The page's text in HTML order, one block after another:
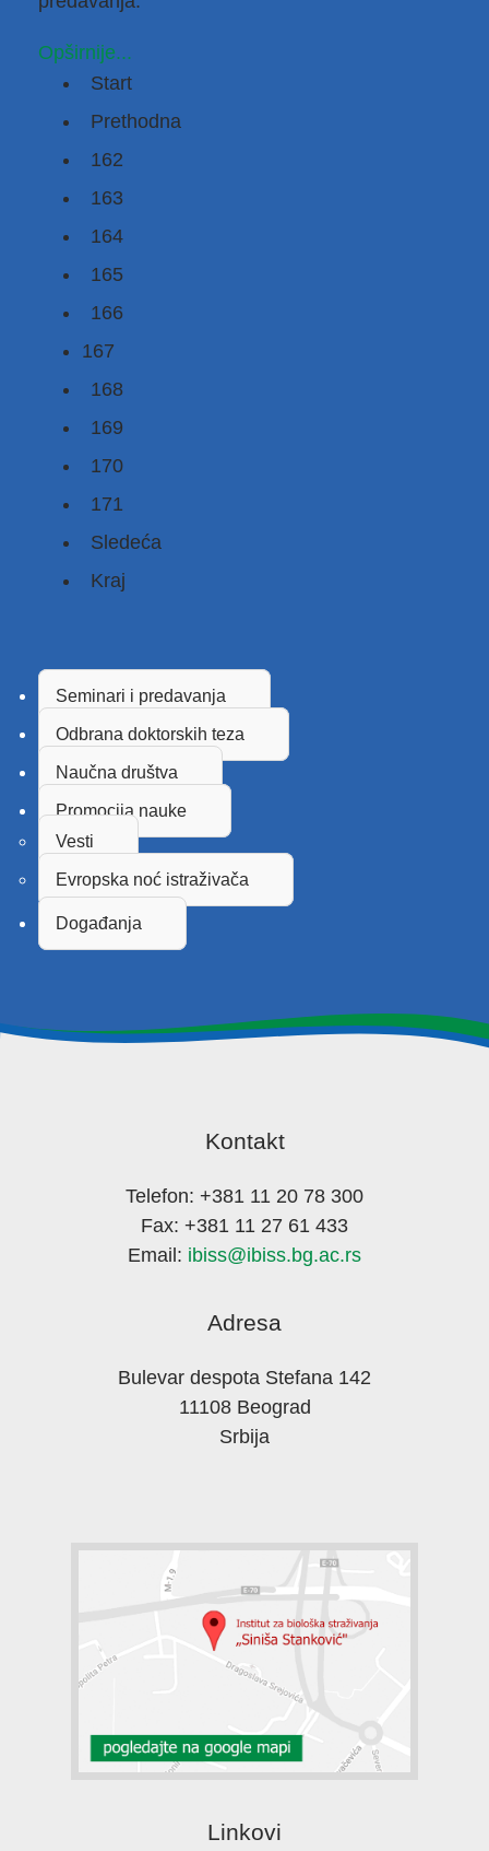
Opširnije...
Start
Prethodna
162
163
164
165
166
167
168
169
170
171
Sledeća
Kraj
Seminari i predavanja
Odbrana doktorskih teza
Naučna društva
Promocija nauke
Vesti
Evropska noć istraživača
Događanja
Kontakt
Telefon: +381 11 20 78 300
Fax: +381 11 27 61 433
Email: ibiss@ibiss.bg.ac.rs
Adresa
Bulevar despota Stefana 142
11108 Beograd
Srbija
Linkovi